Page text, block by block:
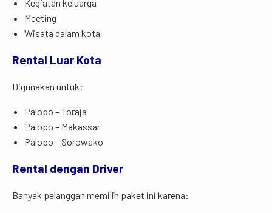
Kegiatan keluarga
Meeting
Wisata dalam kota
Rental Luar Kota
Digunakan untuk:
Palopo – Toraja
Palopo – Makassar
Palopo – Sorowako
Rental dengan Driver
Banyak pelanggan memilih paket ini karena: